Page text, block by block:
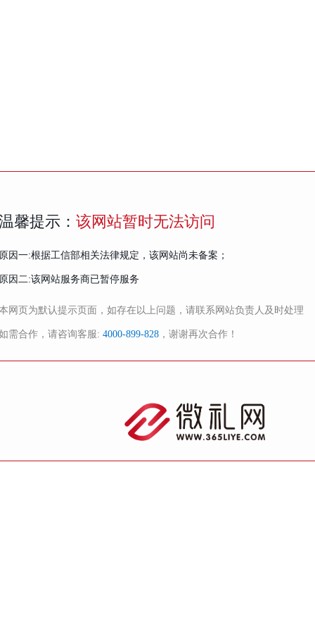
馨提示： 该网站暂时无法访问
因一:根据工信部相关法律规定，该网站尚未备案；
因二:该网站服务商已暂停服务
网页为默认提示页面，如存在以上问题，请联系网站负责人及时处理
需合作，请咨询客服: 4000-899-828 ，谢谢再次合作！